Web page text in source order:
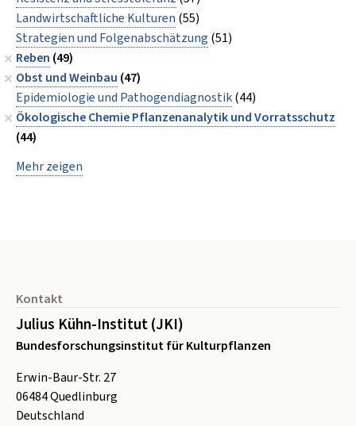
Landwirtschaftliche Kulturen (55)
Strategien und Folgenabschätzung (51)
Reben (49)
Obst und Weinbau (47)
Epidemiologie und Pathogendiagnostik(44)
Ökologische Chemie Pflanzenanalytik und Vorratsschutz
(44)
Mehr zeigen
Kontakt
Julius Kühn-Institut (JKI)
Bundesforschungsinstitut für Kulturpflanzen
Erwin-Baur-Str. 27
06484Quedlinburg
Deutschland